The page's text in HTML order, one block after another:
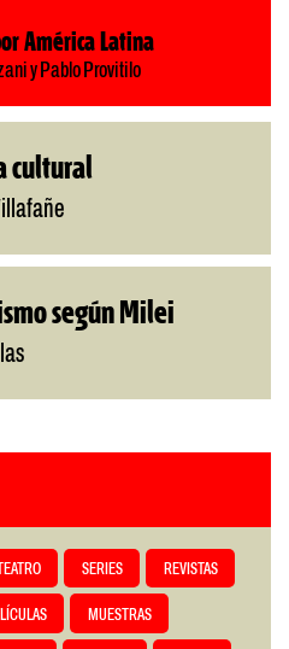
América Latina
y Pablo Provitilo
cultural
según Milei
TEATRO SERIES REVISTAS
MUESTRAS